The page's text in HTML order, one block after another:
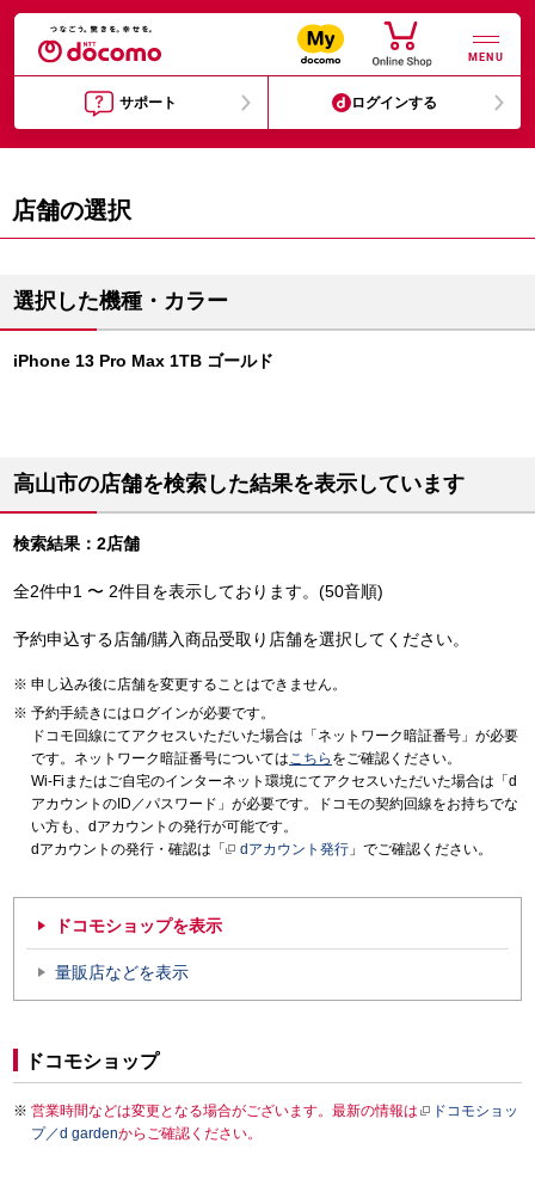
MENU
サポート ログインする
店舗の選択
選択した機種・カラー
iPhone 13 Pro Max 1TB ゴールド
高山市の店舗を検索した結果を表示しています
検索結果：2店舗
全2件中1 〜 2件目を表示しております。(50音順)
予約申込する店舗/購入商品受取り店舗を選択してください。
申し込み後に店舗を変更することはできません。
予約手続きにはログインが必要です。
ドコモ回線にてアクセスいただいた場合は「ネットワーク暗証番号」が必要
です。ネットワーク暗証番号についてはこちら をご確認ください。
Wi-Fiまたはご自宅のインターネット環境にてアクセスいただいた場合は「d
アカウントのID／パスワード」が必要です。ドコモの契約回線をお持ちでな
い方も、dアカウントの発行が可能です。
dアカウントの発行・確認は「
dアカウント発行 」でご確認ください。
ドコモショップを表示
量販店などを表示
ドコモショップ
営業時間などは変更となる場合がございます。最新の情報は
ドコモショッ
プ／d gardenからご確認ください。